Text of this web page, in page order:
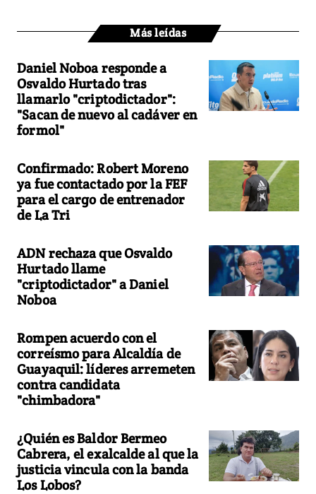
Más leídas
Daniel Noboa responde a
Osvaldo Hurtado tras
llamarlo "criptodictador":
"Sacan de nuevo al cadáver en
formol"
Confirmado: Robert Moreno
ya fue contactado por la FEF
para el cargo de entrenador
de La Tri
ADN rechaza que Osvaldo
Hurtado llame
"criptodictador" a Daniel
Noboa
Rompen acuerdo con el
correísmo para Alcaldía de
Guayaquil: líderes arremeten
contra candidata
"chimbadora"
¿Quién es Baldor Bermeo
Cabrera, el exalcalde al que la
justicia vincula con la banda
Los Lobos?